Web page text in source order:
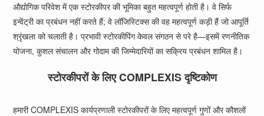
औद्योगिक परिवेश में एक स्टोरकीपर की भूमिका बहुत महत्वपूर्ण होती है। वे सिर्फ
इन्वेंट्री का प्रबंधन नहीं करते हैं; वे लॉजिस्टिक्स की वह महत्वपूर्ण कड़ी हैं जो आपूर्ति
श्रृंखला को चलाती है। प्रभावी स्टोरकीपिंग केवल संगठन से परे है—इसमें रणनीतिक
योजना, कुशल संचालन और गोदाम की जिम्मेदारियों का सक्रिय प्रबंधन शामिल है।
स्टोरकीपरों के लिए COMPLEXIS दृष्टिकोण
हमारी COMPLEXIS कार्यप्रणाली स्टोरकीपरों के लिए महत्वपूर्ण गुणों और कौशलों